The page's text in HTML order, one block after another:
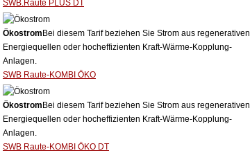
SWB.Raute PLUS DT
Ökostrom Bei diesem Tarif beziehen Sie Strom aus regenerativen
Energiequellen oder hocheffizienten Kraft-Wärme-Kopplung-
Anlagen.
SWB Raute-KOMBI ÖKO
Ökostrom Bei diesem Tarif beziehen Sie Strom aus regenerativen
Energiequellen oder hocheffizienten Kraft-Wärme-Kopplung-
Anlagen.
SWB Raute-KOMBI ÖKO DT